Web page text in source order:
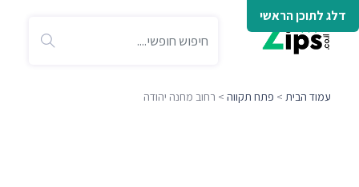
דלג לתוכן הראשי
עמוד הבית > פתח תקווה > רחוב מחנה יהודה